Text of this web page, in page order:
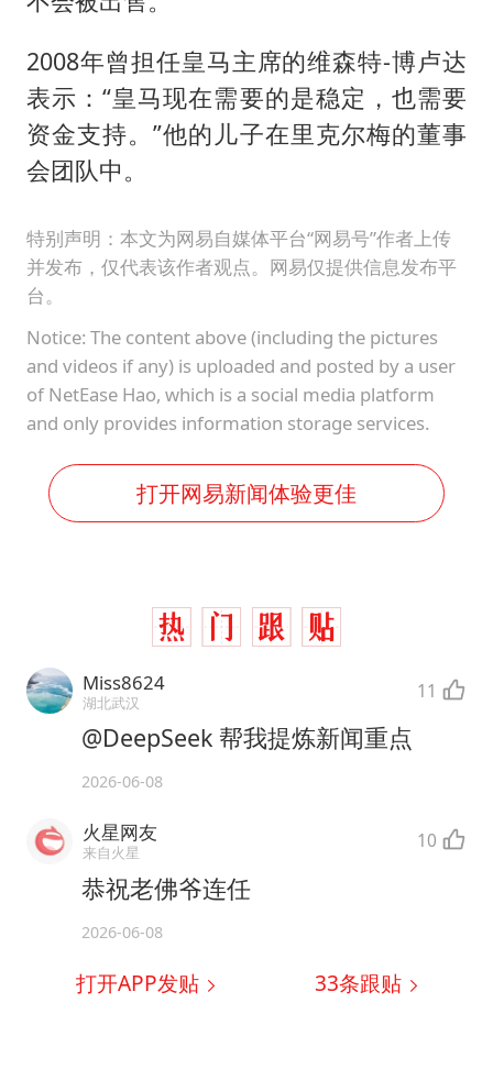
2008年曾担任皇马主席的维森特-博卢达
表示：“皇马现在需要的是稳定，也需要
资金支持。”他的儿子在里克尔梅的董事
会团队中。
特别声明：本文为网易自媒体平台“网易号”作者上传
并发布，仅代表该作者观点。网易仅提供信息发布平
台。
Notice: The content above (including the pictures
and videos if any) is uploaded and posted by a user
of NetEase Hao, which is a social media platform
and only provides information storage services.
打开网易新闻体验更佳
Miss8624
湖北武汉 11
@DeepSeek 帮我提炼新闻重点
2026-06-08
火星网友
来自火星 10
恭祝老佛爷连任
2026-06-08
打开APP发贴 33条跟贴